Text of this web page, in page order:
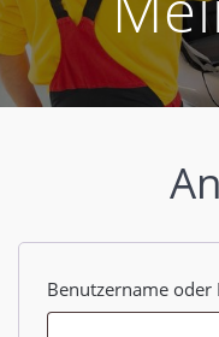
Benutzername oder